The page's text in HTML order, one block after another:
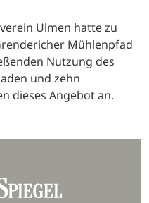
Ulmen hatte zu
Mühlenpfad
Nutzung des
und zehn
dieses Angebot an.